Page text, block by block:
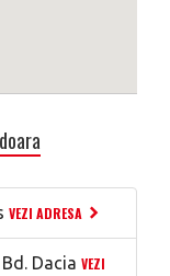
VEZI ADRESA
Dacia VEZI